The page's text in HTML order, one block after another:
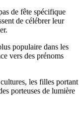
de fête spécifique
de célébrer leur
populaire dans les
vers des prénoms
les filles portant
porteuses de lumière